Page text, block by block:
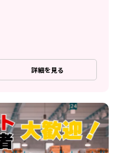
詳細を見る